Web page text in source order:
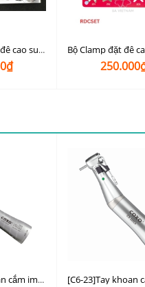
Bộ 12 clamp đặt đê cao su Rockmed
[C6-19] Tay khoan cắm implant không đèn Coxo C6-19 (20:1)